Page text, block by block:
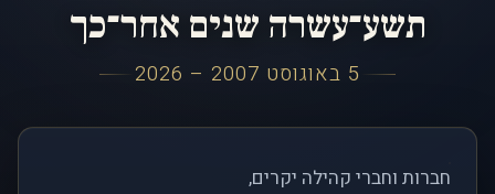
תשע־עשרה שנים אחר־כך
5 באוגוסט 2007 – 2026
חברות וחברי קהילה יקרים,